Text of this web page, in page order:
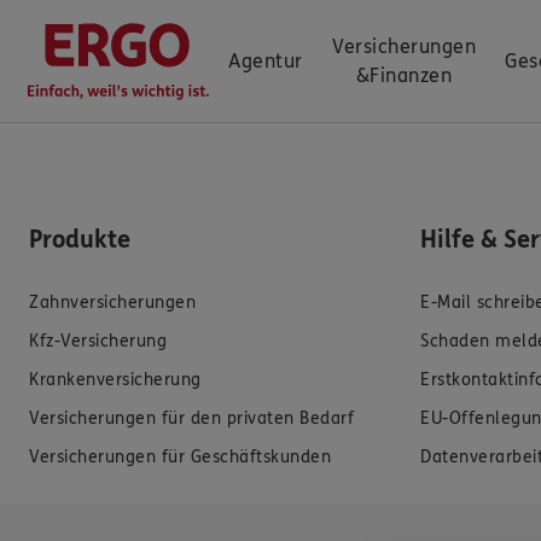
Agentur
Versicherungen
&Finanzen
Produkte
Zahnversicherungen
Kfz-Versicherung
Krankenversicherung
Versicherungen für den privaten Bedarf
Versicherungen für Geschäftskunden
Hilfe &
E-Mail
Schaden
EU-